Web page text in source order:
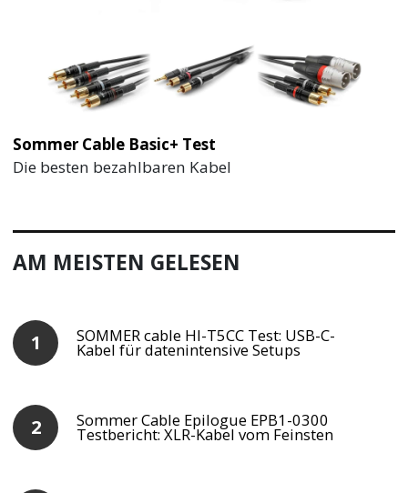
Sommer Cable Basic+ Test
Die besten bezahlbaren Kabel
AM MEISTEN GELESEN
SOMMER cable HI-T5CC Test: USB-C-
Kabel für datenintensive Setups
Sommer Cable Epilogue EPB1-0300
Testbericht: XLR-Kabel vom Feinsten